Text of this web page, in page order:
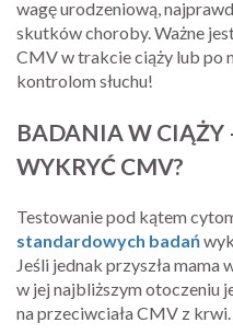
wagę urodzeniową,
skutków choroby. Ważne
CMV w trakcie ciąży lub po
kontrolom słuchu!
BADANIA W CIĄŻY
WYKRYĆ CMV?
Testowanie pod kątem
standardowych badań
Jeśli jednak przyszła
w jej najbliższym otoczeniu
na przeciwciała CMV z krwi.